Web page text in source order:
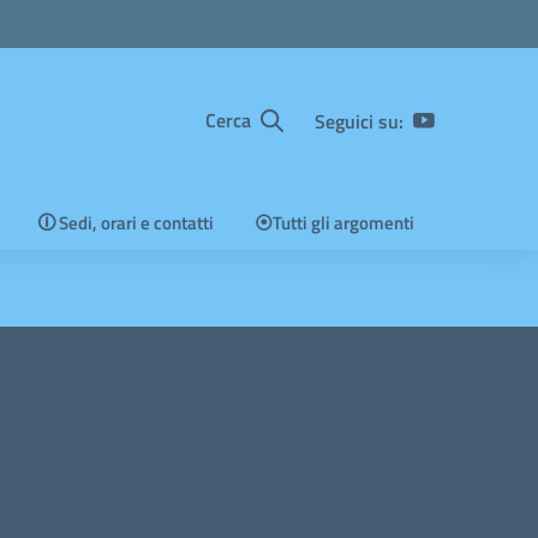
Cerca Seguici su:
🛈 Sedi, orari e contatti ⦿Tutti gli argomenti